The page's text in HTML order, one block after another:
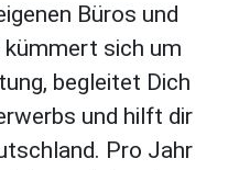
Büros und
kümmert sich um
begleitet Dich
und hilft dir
Pro Jahr